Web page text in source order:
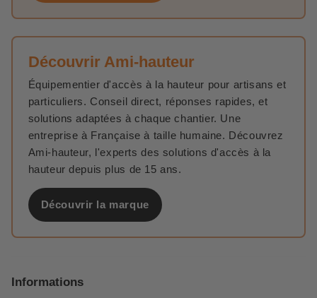
Découvrir Ami-hauteur
Équipementier d'accès à la hauteur pour artisans et
particuliers. Conseil direct, réponses rapides, et
solutions adaptées à chaque chantier. Une
entreprise à Française à taille humaine. Découvrez
Ami-hauteur, l'experts des solutions d'accès à la
hauteur depuis plus de 15 ans.
Découvrir la marque
Informations